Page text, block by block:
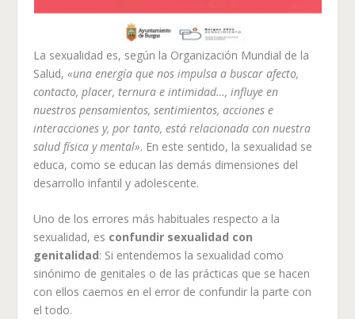
La sexualidad es, según la Organización Mundial de la
Salud,«una energía que nos impulsa a buscar afecto,
contacto, placer, ternura e intimidad…, influye en
nuestros pensamientos, sentimientos, acciones e
interacciones y, por tanto, está relacionada con nuestra
salud física y mental». En este sentido, la sexualidad se
educa, como se educan las demás dimensiones del
desarrollo infantil y adolescente.
Uno de los errores más habituales respecto a la
sexualidad, es confundir sexualidad con
genitalidad: Si entendemos la sexualidad como
sinónimo de genitales o de las prácticas que se hacen
con ellos caemos en el error de confundir la parte con
el todo.